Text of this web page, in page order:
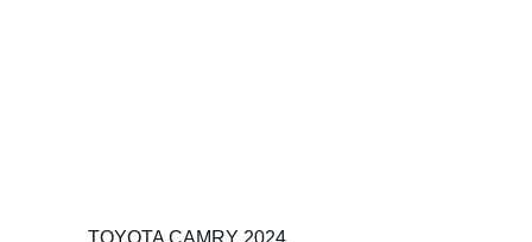
TOYOTA CAMRY 2024